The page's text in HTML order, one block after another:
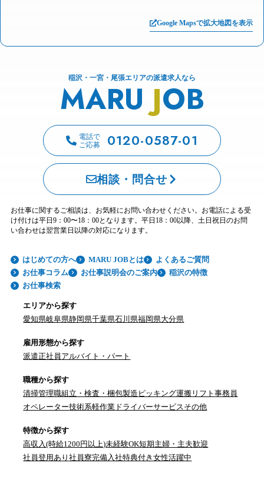
Google Mapsで拡大地図を表示
稲沢・一宮・尾張エリアの派遣求人なら
MARU JOB
電話で
ご応募
0120-0587-01
相談・問合せ
お仕事に関するご相談は、お気軽にお問い合わせください。お電話による受
け付けは平日9：00〜18：00となります。平日18：00以降、土日祝日のお問
い合わせは翌営業日以降の対応になります。
はじめての方へ MARU JOBとは
よくあるご質問
お仕事コラム
お仕事説明会のご案内
稲沢の特徴
お仕事検索
エリアから探す
愛知県岐阜県静岡県千葉県石川県福岡県大分県
雇用形態から探す
派遣正社員 アルバイト・パート
職種から探す
清掃管理職組立・検査・梱包製造 ピッキング運搬 リフト事務員
オペレーター技術系軽作業 ドライバーサービス その他
特徴から探す
高収入(時給1200円以上)未経験OK短期主婦・主夫歓迎
社員登用あり社員寮完備 入社特典付き女性活躍中